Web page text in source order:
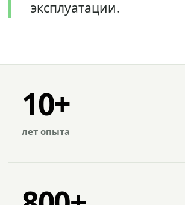
эксплуатации.
10+
лет опыта